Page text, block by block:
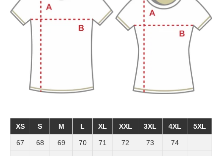
XS S M L XL XXL 3XL 4XL 5XL
67 68 69 70 71 72 73 74